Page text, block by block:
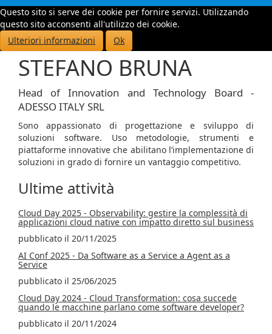
Questo sito si serve dei cookie per fornire servizi. Utilizzando
questo sito acconsenti all'utilizzo dei cookie.
Ulteriori informazioni
Ok
Toggle
STEFANO BRUNA
Head of Innovation and Technology Board -
ADESSO ITALY SRL
Sono appassionato di progettazione e sviluppo di
soluzioni software. Uso metodologie, strumenti e
piattaforme innovative che abilitano l’implementazione di
soluzioni in grado di fornire un vantaggio competitivo.
Ultime attività
Cloud Day 2025 - Observability: gestire la complessità di
applicazioni cloud native con impatto diretto sul business
pubblicato il 20/11/2025
AI Conf 2025 - Da Software as a Service a Agent as a
Service
pubblicato il 25/06/2025
Cloud Day 2024 - Cloud Transformation: cosa succede
quando le macchine parlano come software developer?
pubblicato il 20/11/2024